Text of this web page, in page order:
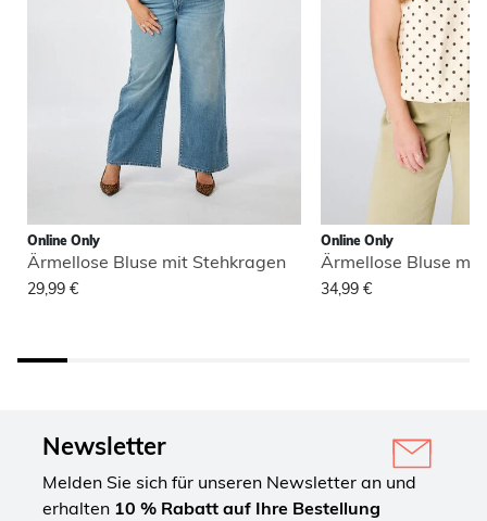
Online Only
Ärmellose Bluse mit Stehkragen
29,99 €
Online Only
Ärmellose Bluse
34,99 €
Newsletter
Melden Sie sich für unseren Newsletter an und
erhalten 10 % Rabatt auf Ihre Bestellung